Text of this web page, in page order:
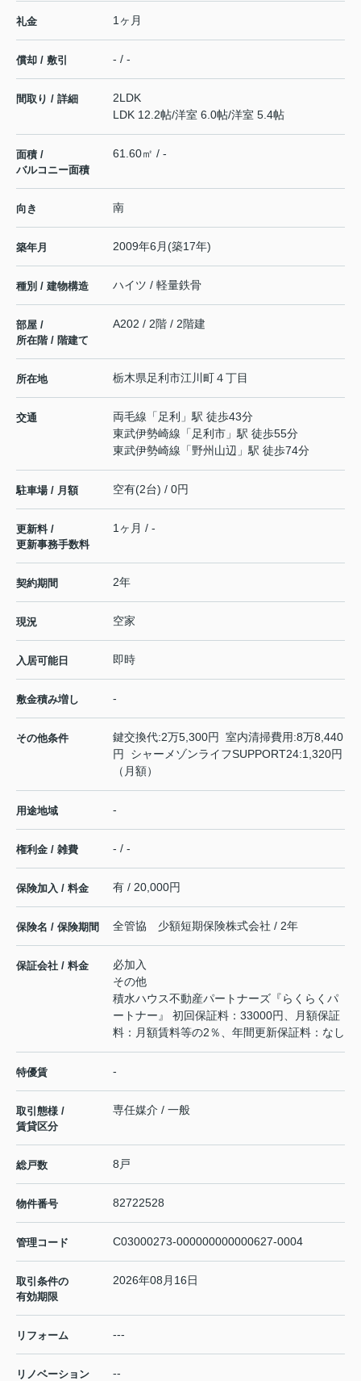
礼金 1ヶ月
償却 / 敷引 - / -
間取り / 詳細
2LDK
LDK 12.2帖/洋室 6.0帖/洋室 5.4帖
面積 /
バルコニー面積
61.60㎡ / -
向き 南
築年月 2009年6月(築17年)
種別 / 建物構造 ハイツ / 軽量鉄骨
部屋 /
所在階 / 階建て
A202 / 2階 / 2階建
所在地 栃木県足利市江川町４丁目
交通 両毛線 「 足利 」駅 徒歩43分
東武伊勢崎線 「 足利市 」駅 徒歩55分
東武伊勢崎線 「野州山辺 」駅 徒歩74分
駐車場 / 月額 空有(2台) / 0円
更新料 /
更新事務手数料
1ヶ月 / -
契約期間 2年
現況 空家
入居可能日 即時
敷金積み増し -
その他条件
鍵交換代:2万5,300円 室内清掃費用:8万8,440
円 シャーメゾンライフSUPPORT24:1,320円
（月額）
用途地域 -
権利金 / 雑費 - / -
保険加入 / 料金 有 / 20,000円
保険名 / 保険期間 全管協 少額短期保険株式会社 / 2年
保証会社 / 料金
必加入
その他
積水ハウス不動産パートナーズ『らくらくパ
ートナー』 初回保証料：33000円、月額保証
料：月額賃料等の2％、年間更新保証料：なし
特優賃 -
取引態様 /
賃貸区分
専任媒介 / 一般
総戸数 8戸
物件番号 82722528
管理コード C03000273-000000000000627-0004
取引条件の
有効期限
2026年08月16日
リフォーム ---
リノベーション --